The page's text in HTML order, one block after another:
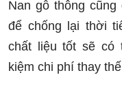
Nan gỗ thông
để chống lại thời
chất liệu tốt sẽ có
kiệm chi phí thay